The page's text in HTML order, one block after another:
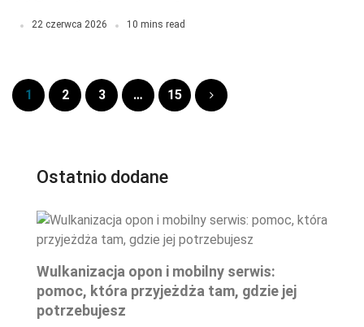
22 czerwca 2026 10 mins read
1 2 3 … 15
Ostatnio dodane
Wulkanizacja opon i mobilny serwis:
pomoc, która przyjeżdża tam, gdzie jej
potrzebujesz